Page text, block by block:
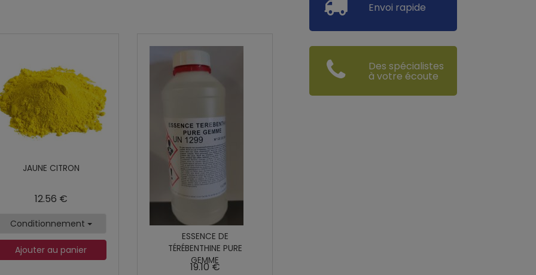
JAUNE CITRON
12.56 €
Conditionnement
Ajouter au panier
ESSENCE DE
TÉRÉBENTHINE PURE
GEMME
19.10 €
Envoi rapide
Des spécialistes
à votre écoute